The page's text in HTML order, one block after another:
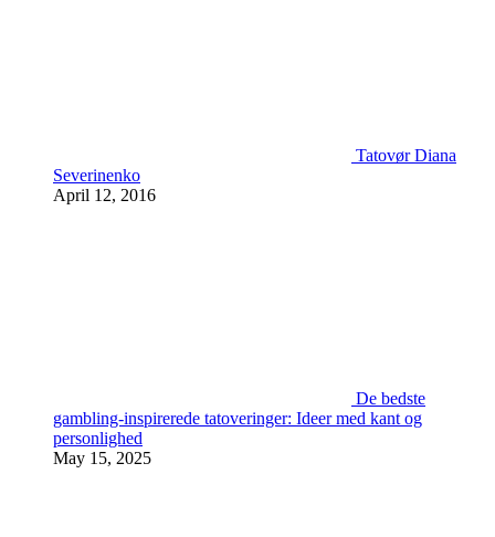
Tatovør Diana
Severinenko
April 12, 2016
De bedste
gambling-inspirerede tatoveringer: Ideer med kant og
personlighed
May 15, 2025